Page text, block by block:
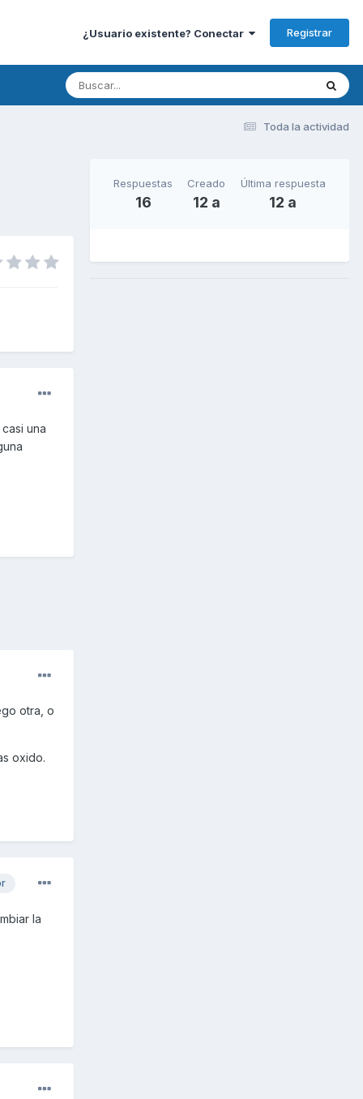
¿Usuario existente? Conectar Registrar
Toda la actividad
una
otra, o
oxido.
la
Respuestas
16
Creado
12 a
Última respuesta
12 a